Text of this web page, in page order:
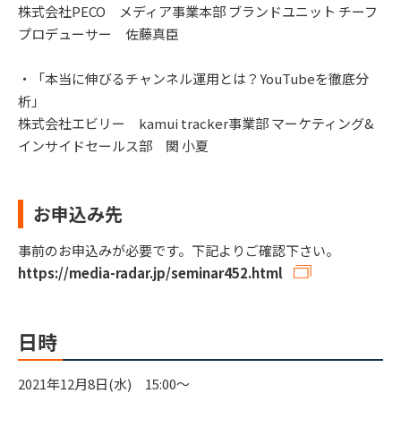
株式会社PECO メディア事業本部 ブランドユニット チーフ
プロデューサー 佐藤真臣
・「本当に伸びるチャンネル運用とは？YouTubeを徹底分
析」
株式会社エビリー kamui tracker事業部 マーケティング&
インサイドセールス部 関 小夏
お申込み先
事前のお申込みが必要です。下記よりご確認下さい。
https://media-radar.jp/seminar452.html
日時
2021年12月8日(水) 15:00～